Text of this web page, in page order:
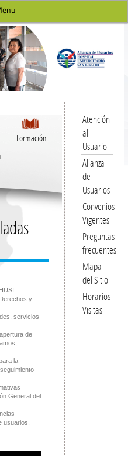
Formación
y
servicios
de
la
General del
usuarios.
Atención
al
Usuario
Alianza
de
Usuarios
Convenios
Vigentes
Preguntas
frecuentes
Mapa
del Sitio
Horarios
Visitas